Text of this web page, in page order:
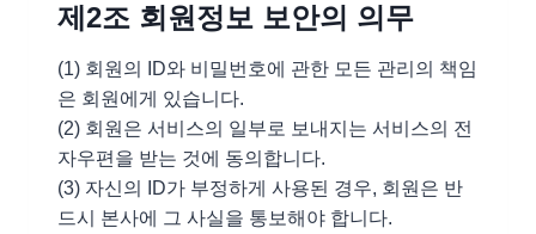
제2조 회원정보 보안의 의무
(1) 회원의 ID와 비밀번호에 관한 모든 관리의 책임
은 회원에게 있습니다.
(2) 회원은 서비스의 일부로 보내지는 서비스의 전
자우편을 받는 것에 동의합니다.
(3) 자신의 ID가 부정하게 사용된 경우, 회원은 반
드시 본사에 그 사실을 통보해야 합니다.